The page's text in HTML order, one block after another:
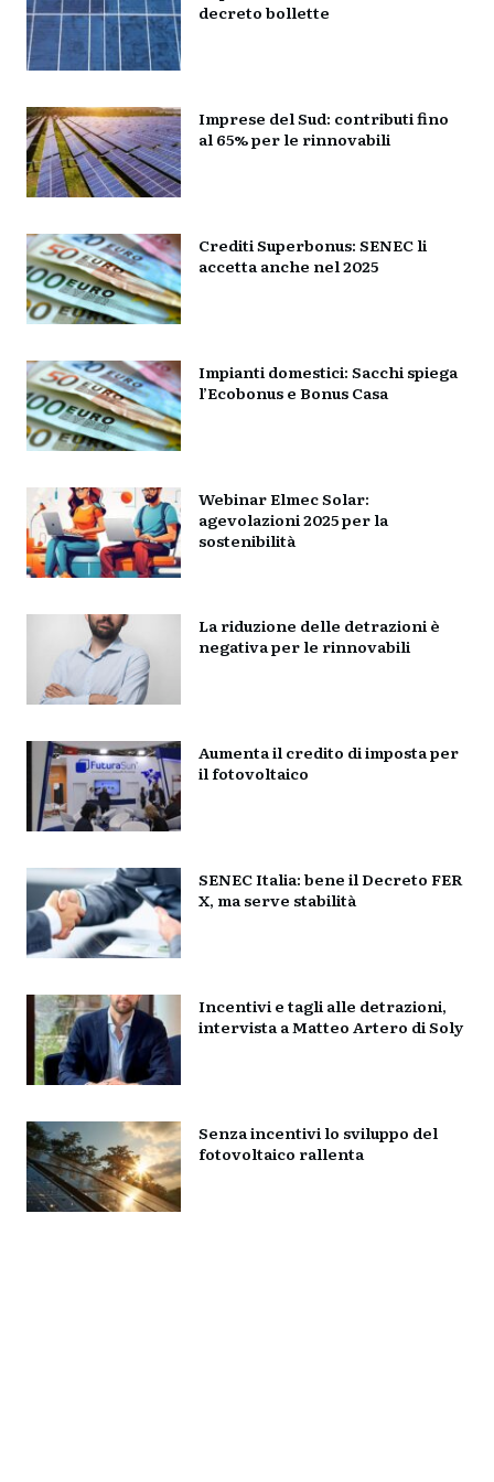
decreto bollette
Imprese del Sud: contributi fino
al 65% per le rinnovabili
Crediti Superbonus: SENEC li
accetta anche nel 2025
Impianti domestici: Sacchi spiega
l’Ecobonus e Bonus Casa
Webinar Elmec Solar:
agevolazioni 2025 per la
sostenibilità
La riduzione delle detrazioni è
negativa per le rinnovabili
Aumenta il credito di imposta per
il fotovoltaico
SENEC Italia: bene il Decreto FER
X, ma serve stabilità
Incentivi e tagli alle detrazioni,
intervista a Matteo Artero di Soly
Senza incentivi lo sviluppo del
fotovoltaico rallenta